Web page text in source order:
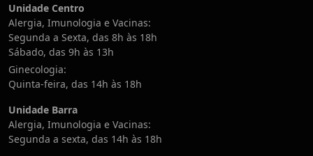
Unidade Centro
Alergia, Imunologia e Vacinas:
Segunda a Sexta, das 8h às 18h
Sábado, das 9h às 13h
Ginecologia:
Quinta-feira, das 14h às 18h
Unidade Barra
Alergia, Imunologia e Vacinas:
Segunda a sexta, das 14h às 18h